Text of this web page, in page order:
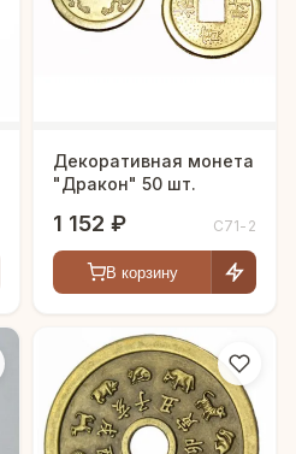
Декоративная монета
"Дракон" 50 шт.
1 152 ₽ С71-2
В корзину